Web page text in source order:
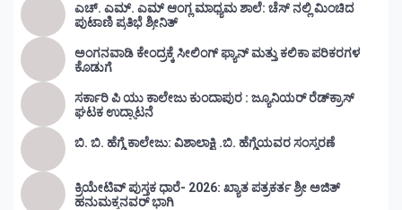
ಎಚ್. ಎಮ್. ಎಮ್ ಆಂಗ್ಲ ಮಾಧ್ಯಮ ಶಾಲೆ: ಚೆಸ್ ನಲ್ಲಿ ಮಿಂಚಿದ
ಪುಟಾಣಿ ಪ್ರತಿಭೆ ಶ್ರೀನಿತ್
ಅಂಗನವಾಡಿ ಕೇಂದ್ರಕ್ಕೆ ಸೀಲಿಂಗ್ ಫ್ಯಾನ್ ಮತ್ತು ಕಲಿಕಾ ಪರಿಕರಗಳ
ಕೊಡುಗೆ
ಸರ್ಕಾರಿ ಪಿ ಯು ಕಾಲೇಜು ಕುಂದಾಪುರ : ಜ್ಯೂನಿಯರ್‌ ರೆಡ್‌ಕ್ರಾಸ್‌
ಘಟಕ ಉದ್ಘಾಟನೆ
ಬಿ. ಬಿ. ಹೆಗ್ಡೆ ಕಾಲೇಜು: ವಿಶಾಲಾಕ್ಷಿ .ಬಿ. ಹೆಗ್ಡೆಯವರ ಸಂಸ್ಮರಣೆ
ಕ್ರಿಯೇಟಿವ್ ಪುಸ್ತಕ ಧಾರೆ- 2026: ಖ್ಯಾತ ಪತ್ರಕರ್ತ ಶ್ರೀ ಅಜಿತ್
ಹನುಮಕ್ಕನವರ್ ಭಾಗಿ